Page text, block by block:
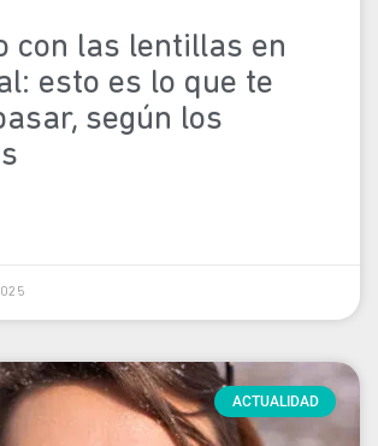
con las lentillas en
esto es lo que te
según los
ACTUALIDAD